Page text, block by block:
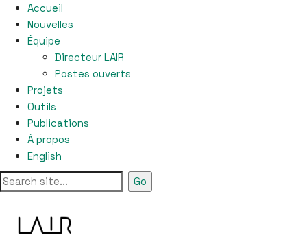
Accueil
Nouvelles
Équipe
Directeur LAIR
Postes ouverts
Projets
Outils
Publications
À propos
English